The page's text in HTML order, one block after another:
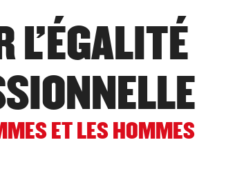
L'ÉGALITÉ
ET LES HOMMES